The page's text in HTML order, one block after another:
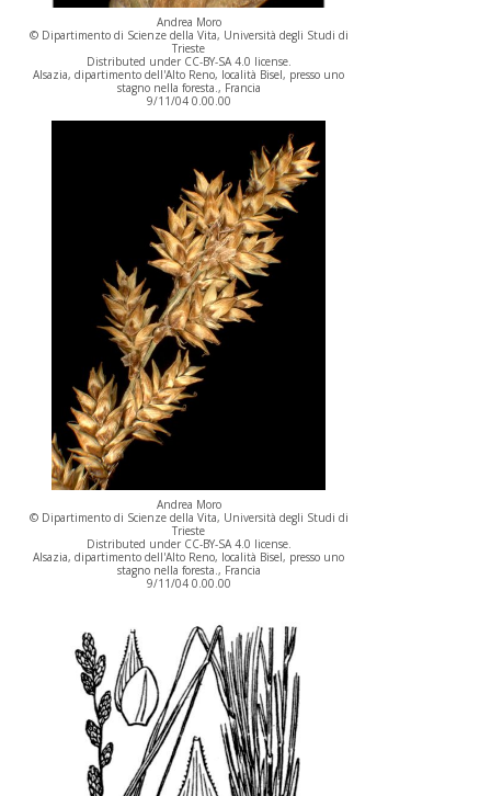
Andrea Moro
© Dipartimento di Scienze della Vita, Università degli Studi di
Trieste
Distributed under CC-BY-SA 4.0 license.
Alsazia, dipartimento dell'Alto Reno, località Bisel, presso uno
stagno nella foresta., Francia
9/11/04 0.00.00
Andrea Moro
© Dipartimento di Scienze della Vita, Università degli Studi di
Trieste
Distributed under CC-BY-SA 4.0 license.
Alsazia, dipartimento dell'Alto Reno, località Bisel, presso uno
stagno nella foresta., Francia
9/11/04 0.00.00